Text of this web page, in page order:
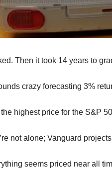
Then it took 14 years to
crazy forecasting 3%
highest price for the S&P
not alone; Vanguard
seems priced near all